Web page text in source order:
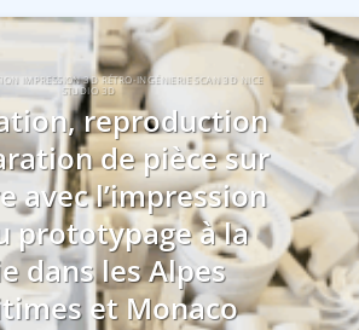
IMPRESSION 3D RÉTRO-INGÉNIERIE SCAN 3D NICE
STUDIO 3D
reproduction
de pièce sur
avec l’impression
prototypage à la
dans les Alpes
et Monaco